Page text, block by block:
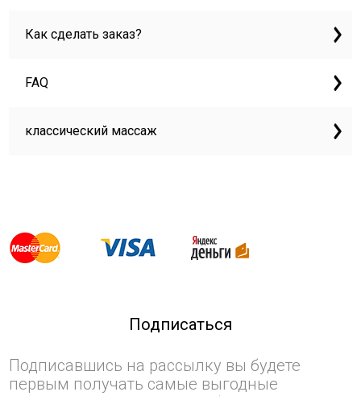
Как сделать заказ?
FAQ
классический массаж
Подписаться
Подписавшись на рассылку вы будете
первым получать самые выгодные